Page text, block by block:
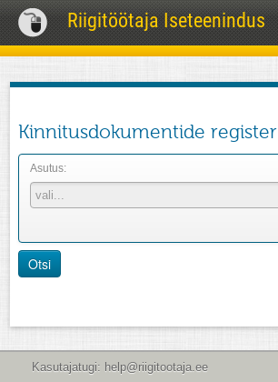
Riigitöötaja Iseteenindus
Kinnitusdokumentide register
Asutus:
Otsi
Kasutajatugi: help@riigitootaja.ee